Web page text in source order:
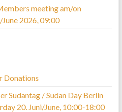
meeting am/on
2026, 09:00
Donations
Sudantag / Sudan Day Berlin
20. Juni/June, 10:00-18:00